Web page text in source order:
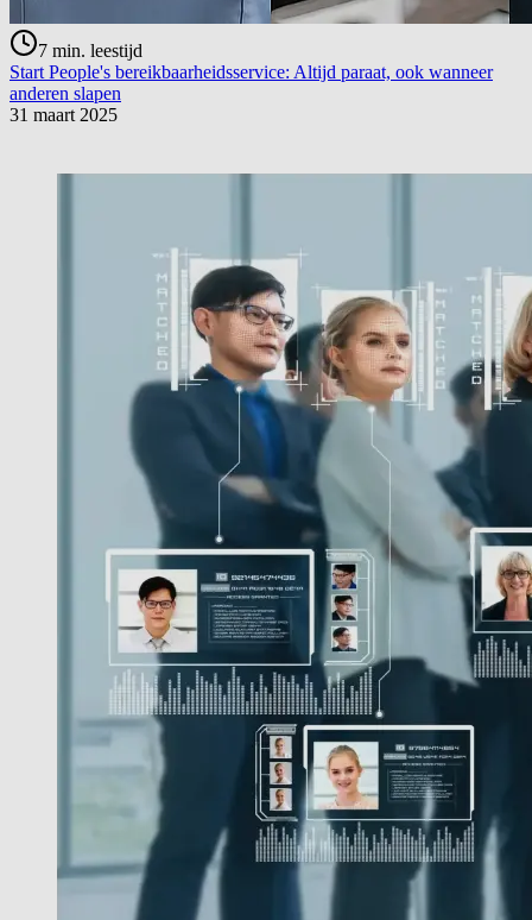
7 min. leestijd
Start People's bereikbaarheidsservice: Altijd paraat, ook wanneer
anderen slapen
31 maart 2025